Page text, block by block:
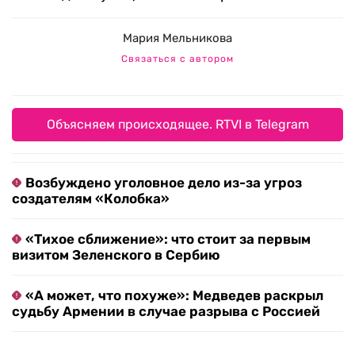
Мария Мельникова
Связаться с автором
Объясняем происходящее. RTVI в Telegram
Возбуждено уголовное дело из-за угроз
создателям «Колобка»
«Тихое сближение»: что стоит за первым
визитом Зеленского в Сербию
«А может, что похуже»: Медведев раскрыл
судьбу Армении в случае разрыва с Россией